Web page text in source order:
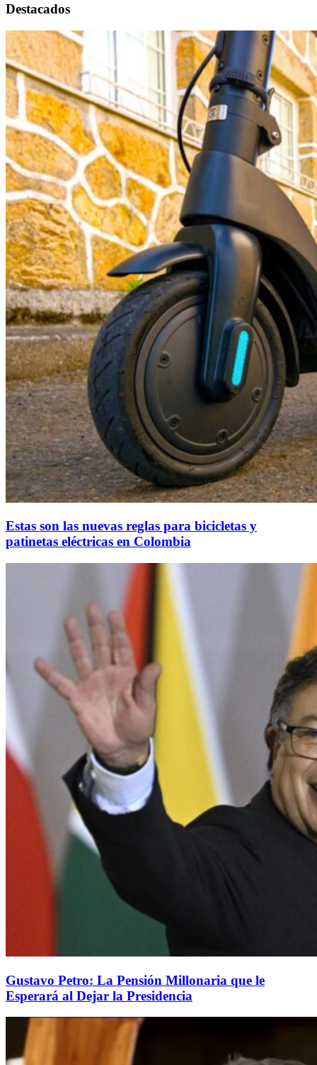
Destacados
Estas son las nuevas reglas para bicicletas y
patinetas eléctricas en Colombia
Gustavo Petro: La Pensión Millonaria que le
Esperará al Dejar la Presidencia